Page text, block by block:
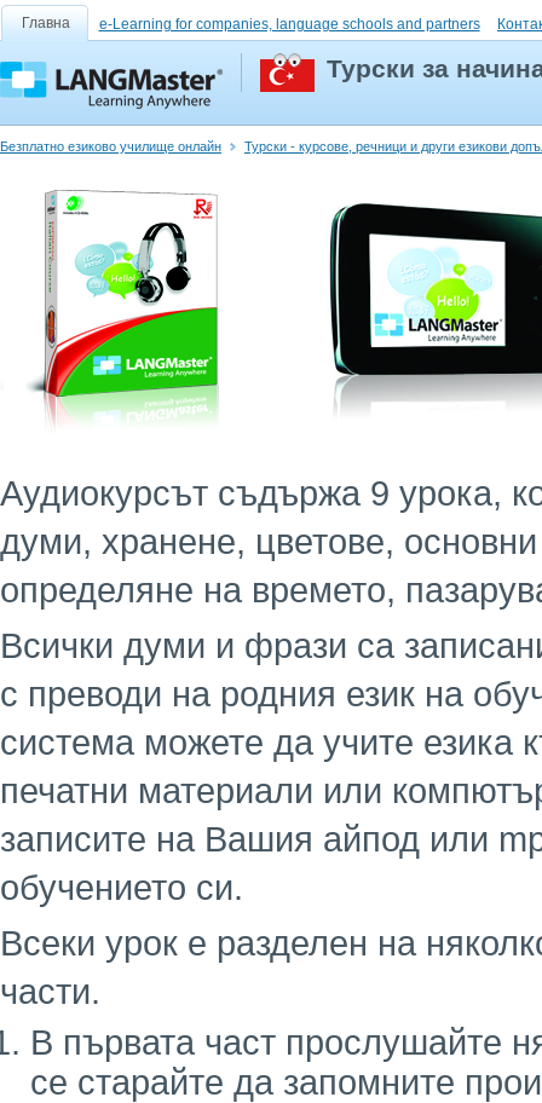
Главна e-Learning for companies, language schools and partners
Турски за
Безплатно езиково училище онлайн Турски - курсове, речници и други езикови
Аудиокурсът съдържа 9 урока,
думи, хранене, цветове,
определяне на времето,
Всички думи и фрази са
с преводи на родния език на
система можете да учите езика
печатни материали или
записите на Вашия айпод или
обучението си.
Всеки урок е разделен на
части.
В първата част прослушайте
се старайте да запомните